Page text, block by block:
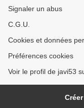
Signaler un abus
C.G.U.
Cookies et données
Préférences cookies
Voir le profil de javi53